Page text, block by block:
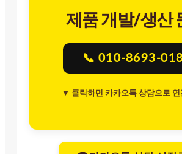
제품 개발/생산
📞 010-8693-
▼ 클릭하면 카카오톡 상담으로 연